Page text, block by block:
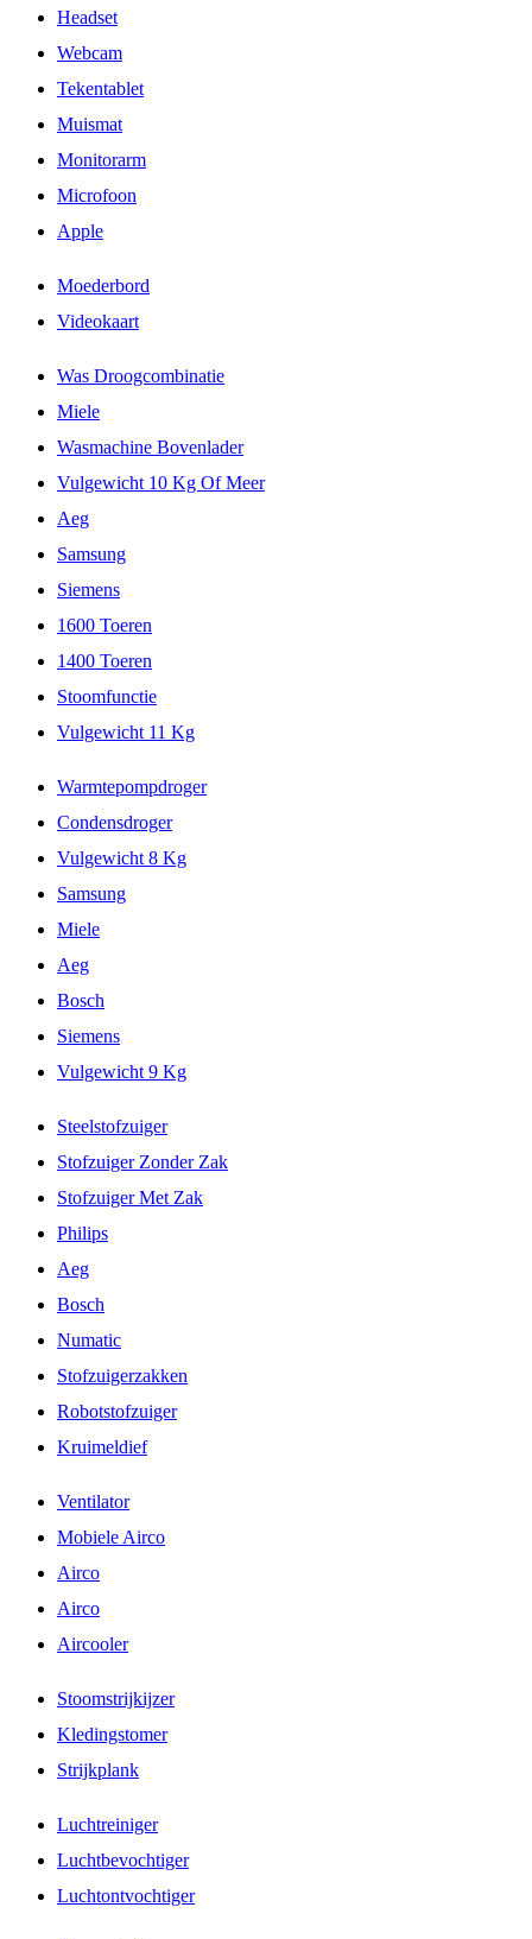
Headset
Webcam
Tekentablet
Muismat
Monitorarm
Microfoon
Apple
Moederbord
Videokaart
Was Droogcombinatie
Miele
Wasmachine Bovenlader
Vulgewicht 10 Kg Of Meer
Aeg
Samsung
Siemens
1600 Toeren
1400 Toeren
Stoomfunctie
Vulgewicht 11 Kg
Warmtepompdroger
Condensdroger
Vulgewicht 8 Kg
Samsung
Miele
Aeg
Bosch
Siemens
Vulgewicht 9 Kg
Steelstofzuiger
Stofzuiger Zonder Zak
Stofzuiger Met Zak
Philips
Aeg
Bosch
Numatic
Stofzuigerzakken
Robotstofzuiger
Kruimeldief
Ventilator
Mobiele Airco
Airco
Airco
Aircooler
Stoomstrijkijzer
Kledingstomer
Strijkplank
Luchtreiniger
Luchtbevochtiger
Luchtontvochtiger